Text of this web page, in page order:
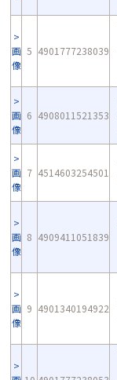
画
像
5 4901777238039
画
像
6 4908011521353
画
像
7 4514603254501
画
像
8 4909411051839
画
像
9 4901340194922